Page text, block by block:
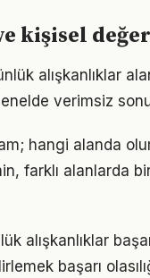
kişisel
alışkanlıklar
verimsiz
hangi alanda
farklı alanlarda
alışkanlıklar
başarı